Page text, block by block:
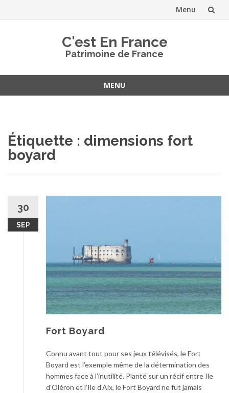
Menu
C'est En France
Patrimoine de France
MENU
Étiquette : dimensions fort
boyard
30
SEP
Fort Boyard
Connu avant tout pour ses jeux télévisés, le Fort
Boyard est l’exemple même de la détermination des
hommes face à l’inutilité. Planté sur un récif entre Ile
d’Oléron et l’Ile d’Aix, le Fort Boyard ne fut jamais